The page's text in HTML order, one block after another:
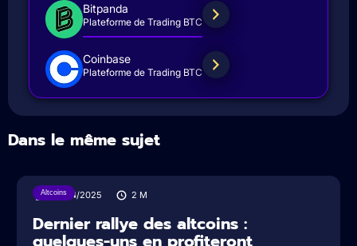
Bitpanda
Plateforme de Trading BTC
Coinbase
Plateforme de Trading BTC
Dans le même sujet
Altcoins
04/04/2025 2 M
Dernier rallye des altcoins :
quelques-uns en profiteront